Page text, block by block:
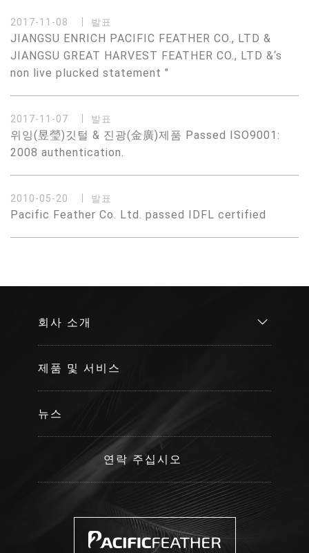
2017-11-08 발표
JIANGSU ENRICH PACIFIC FEATHER CO., LTD &
JIANGSU GREAT HARVEST FEATHER CO., LTD &‘s
non live plucked statement "
2017-11-07 발표
위잉(昱瑩)깃털 & 진광(金廣)제품 Passed ISO9001:
2008 authentication.
2010-05-20 발표
Pacific Feather Co. Ltd. passed IDFL certified
회사 소개
제품 및 서비스
뉴스
연락 주십시오